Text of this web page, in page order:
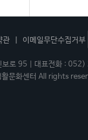
관 이메일무단수집거부
인보로 95 | 대표전화 :
문화센터 All rights